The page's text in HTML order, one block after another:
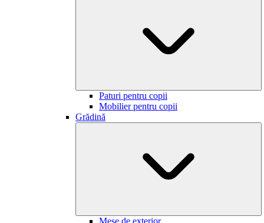
Paturi pentru copii
Mobilier pentru copii
Grădină
Mese de exterior